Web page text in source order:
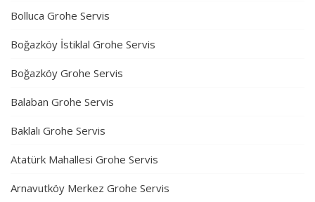
Bolluca Grohe Servis
Boğazköy İstiklal Grohe Servis
Boğazköy Grohe Servis
Balaban Grohe Servis
Baklalı Grohe Servis
Atatürk Mahallesi Grohe Servis
Arnavutköy Merkez Grohe Servis